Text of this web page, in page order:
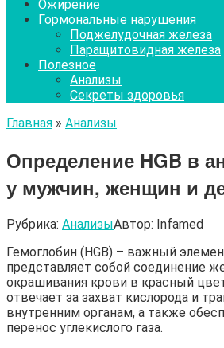
Ожирение
Гормональные нарушения
Поджелудочная железа
Паращитовидная железа
Полезное
Анализы
Секреты здоровья
Главная » Анализы
Определение HGB в
у мужчин, женщин и
Рубрика: АнализыАвтор: Infamed
Гемоглобин (HGB) – важный
представляет собой соединение
окрашивания крови в красный
отвечает за захват кислорода и
внутренним органам, а также
перенос углекислого газа.